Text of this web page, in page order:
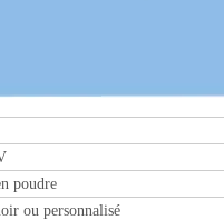
poudre
ou personnalisé